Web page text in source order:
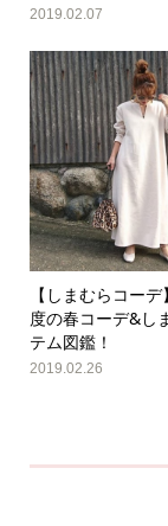
2019.02.07
【しまむらコー
度の春コーデ&し
テム図鑑！
2019.02.26